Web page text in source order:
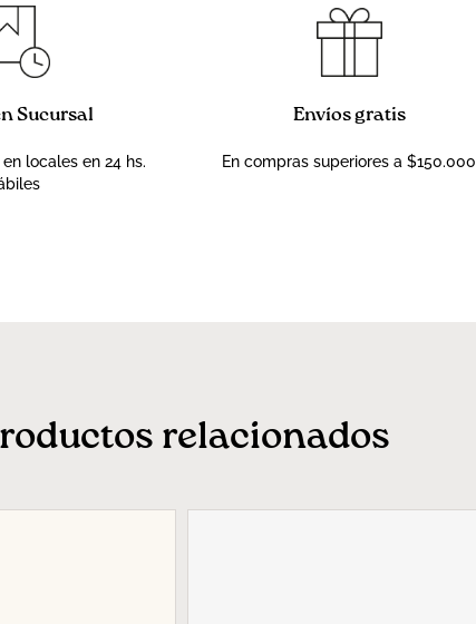
Sucursal
locales en 24 hs.
Envíos gratis
En compras superiores a $150.000
relacionados